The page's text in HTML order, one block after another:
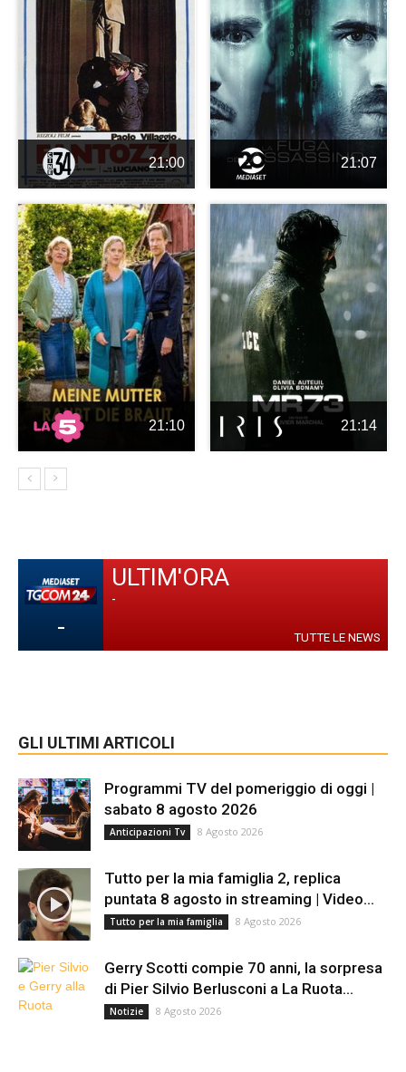
21:00 21:07
21:10 21:14
-
ULTIM'ORA
-
TUTTE LE NEWS
GLI ULTIMI ARTICOLI
Programmi TV del pomeriggio di oggi |
sabato 8 agosto 2026
Anticipazioni Tv 8 Agosto 2026
Tutto per la mia famiglia 2, replica
puntata 8 agosto in streaming | Video...
Tutto per la mia famiglia 8 Agosto 2026
Gerry Scotti compie 70 anni, la sorpresa
di Pier Silvio Berlusconi a La Ruota...
Notizie 8 Agosto 2026